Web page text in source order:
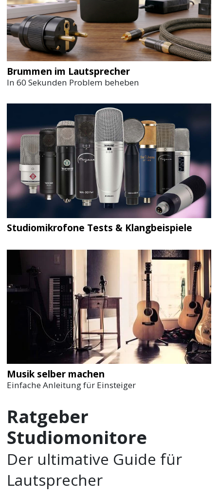
Brummen im Lautsprecher
In 60 Sekunden Problem beheben
Studiomikrofone Tests & Klangbeispiele
Musik selber machen
Einfache Anleitung für Einsteiger
Ratgeber
Studiomonitore
Der ultimative Guide für
Lautsprecher